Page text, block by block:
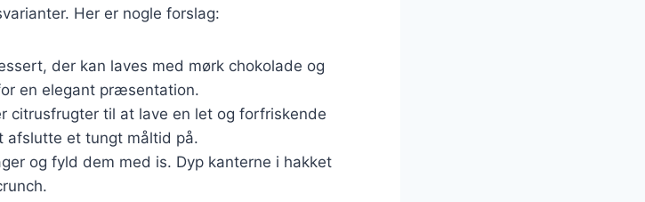
Her er nogle forslag:
der kan laves med mørk chokolade og
en elegant præsentation.
citrusfrugter til at lave en let og forfriskende
afslutte et tungt måltid på.
og fyld dem med is. Dyp kanterne i hakket